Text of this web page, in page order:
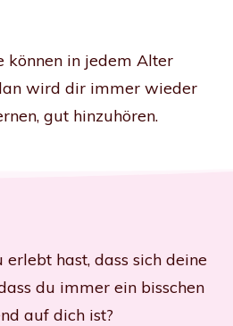
können in jedem Alter
wird dir immer wieder
gut hinzuhören.
hast, dass sich deine
du immer ein bisschen
auf dich ist?